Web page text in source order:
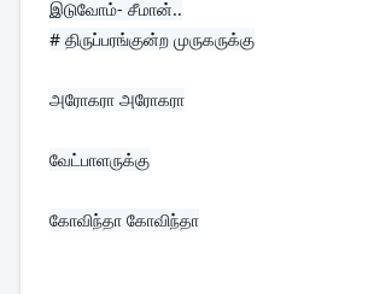
இடுவோம்- சீமான்..
# திருப்பரங்குன்ற முருகருக்கு
அரோகரா அரோகரா
வேட்பாளருக்கு
கோவிந்தா கோவிந்தா